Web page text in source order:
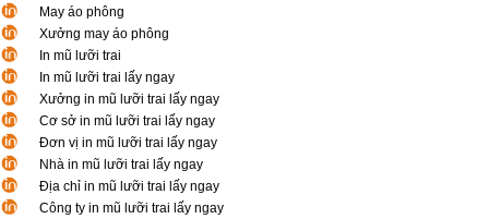
May áo phông
Xưởng may áo phông
In mũ lưỡi trai
In mũ lưỡi trai lấy ngay
Xưởng in mũ lưỡi trai lấy ngay
Cơ sở in mũ lưỡi trai lấy ngay
Đơn vị in mũ lưỡi trai lấy ngay
Nhà in mũ lưỡi trai lấy ngay
Địa chỉ in mũ lưỡi trai lấy ngay
Công ty in mũ lưỡi trai lấy ngay